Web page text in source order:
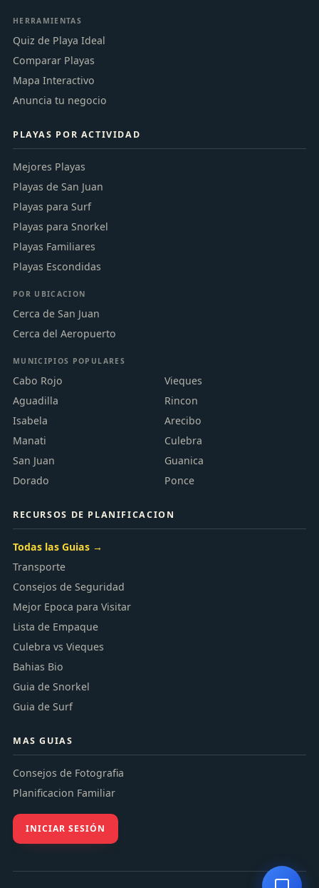
HERRAMIENTAS
Quiz de Playa Ideal
Comparar Playas
Mapa Interactivo
Anuncia tu negocio
PLAYAS POR ACTIVIDAD
Mejores Playas
Playas de San Juan
Playas para Surf
Playas para Snorkel
Playas Familiares
Playas Escondidas
POR UBICACION
Cerca de San Juan
Cerca del Aeropuerto
MUNICIPIOS POPULARES
Cabo Rojo
Vieques
Aguadilla
Rincon
Isabela
Arecibo
Manati
Culebra
San Juan
Guanica
Dorado
Ponce
RECURSOS DE PLANIFICACION
Todas las Guias →
Transporte
Consejos de Seguridad
Mejor Epoca para Visitar
Lista de Empaque
Culebra vs Vieques
Bahias Bio
Guia de Snorkel
Guia de Surf
MAS GUIAS
Consejos de Fotografia
Planificacion Familiar
INICIAR SESIÓN
Discusiones de playas y mensajes